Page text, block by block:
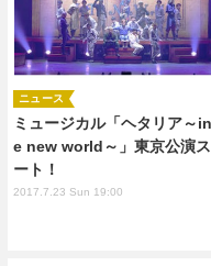
ミュージカル「ヘタリア～
e new world～」東京公演
ート！
ニュース
2017.7.23 Sun 19:00